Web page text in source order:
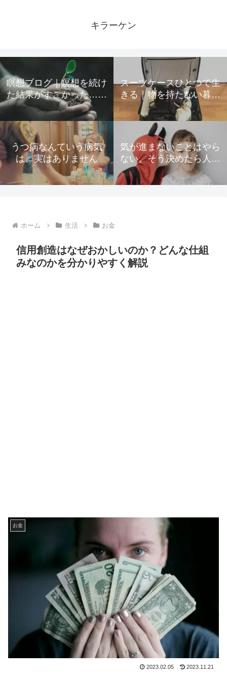
キラーケン
瞑想ブログ｜瞑想を続け
た結果がすごかった…起
きた変化をすべて公開
スーツケースひとつで生
きる｜物を持たない暮ら
しのための所有物の手放
し方
うつ病なんていう病気
は、実はありません
気が進まないことはやら
ない。そう決めたら人生
が驚くほど楽になった
ホーム 生活 お金
信用創造はなぜおかしいのか？どんな仕組
みなのかを分かりやすく解説
お金
2023.02.05 2023.11.21